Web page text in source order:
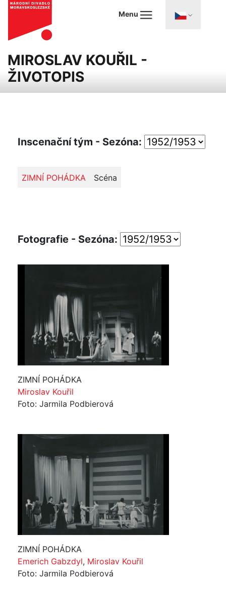
Menu
MIROSLAV KOUŘIL -
ŽIVOTOPIS
Inscenační tým - Sezóna:
ZIMNÍ POHÁDKA Scéna
Fotografie - Sezóna:
ZIMNÍ POHÁDKA
Miroslav Kouřil
Foto: Jarmila Podbierová
ZIMNÍ POHÁDKA
Emerich Gabzdyl, Miroslav Kouřil
Foto: Jarmila Podbierová